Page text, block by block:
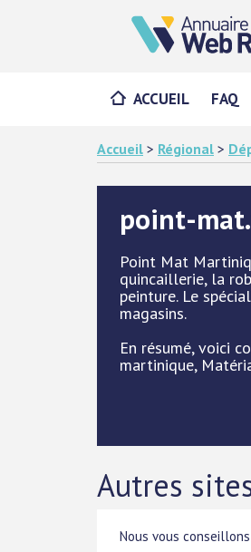
ACCUEIL FAQ
Accueil > Régional >
point-
Point Mat
quincaillerie, la
peinture. Le
magasins.
En résumé, voici
martinique,
Autres
Nous vous